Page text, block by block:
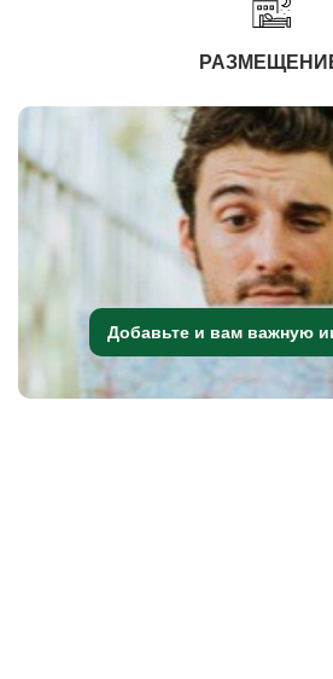
Добавьте и вам важную